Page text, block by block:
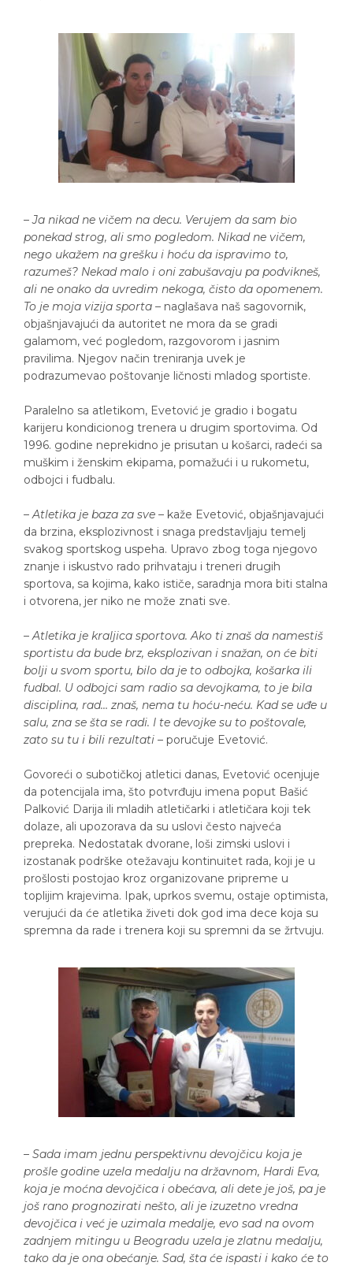
–Ja nikad ne vičem na decu. Verujem da sam bio
ponekad strog, ali smo pogledom. Nikad ne vičem,
nego ukažem na grešku i hoću da ispravimo to,
razumeš? Nekad malo i oni zabušavaju pa podvikneš,
ali ne onako da uvredim nekoga, čisto da opomenem.
To je moja vizija sporta – naglašava naš sagovornik,
objašnjavajući da autoritet ne mora da se gradi
galamom, već pogledom, razgovorom i jasnim
pravilima. Njegov način treniranja uvek je
podrazumevao poštovanje ličnosti mladog sportiste.
Paralelno sa atletikom, Evetović je gradio i bogatu
karijeru kondicionog trenera u drugim sportovima. Od
1996. godine neprekidno je prisutan u košarci, radeći sa
muškim i ženskim ekipama, pomažući i u rukometu,
odbojci i fudbalu.
–Atletika je baza za sve – kaže Evetović, objašnjavajući
da brzina, eksplozivnost i snaga predstavljaju temelj
svakog sportskog uspeha. Upravo zbog toga njegovo
znanje i iskustvo rado prihvataju i treneri drugih
sportova, sa kojima, kako ističe, saradnja mora biti stalna
i otvorena, jer niko ne može znati sve.
–Atletika je kraljica sportova. Ako ti znaš da namestiš
sportistu da bude brz, eksplozivan i snažan, on će biti
bolji u svom sportu, bilo da je to odbojka, košarka ili
fudbal. U odbojci sam radio sa devojkama, to je bila
disciplina, rad… znaš, nema tu hoću-neću. Kad se uđe u
salu, zna se šta se radi. I te devojke su to poštovale,
zato su tu i bili rezultati – poručuje Evetović.
Govoreći o subotičkoj atletici danas, Evetović ocenjuje
da potencijala ima, što potvrđuju imena poput Bašić
Palković Darija ili mladih atletičarki i atletičara koji tek
dolaze, ali upozorava da su uslovi često najveća
prepreka. Nedostatak dvorane, loši zimski uslovi i
izostanak podrške otežavaju kontinuitet rada, koji je u
prošlosti postojao kroz organizovane pripreme u
toplijim krajevima. Ipak, uprkos svemu, ostaje optimista,
verujući da će atletika živeti dok god ima dece koja su
spremna da rade i trenera koji su spremni da se žrtvuju.
– Sada imam jednu perspektivnu devojčicu koja je
prošle godine uzela medalju na državnom, Hardi Eva,
koja je moćna devojčica i obećava, ali dete je još, pa je
još rano prognozirati nešto, ali je izuzetno vredna
devojčica i već je uzimala medalje, evo sad na ovom
zadnjem mitingu u Beogradu uzela je zlatnu medalju,
tako da je ona obećanje. Sad, šta će ispasti i kako će to